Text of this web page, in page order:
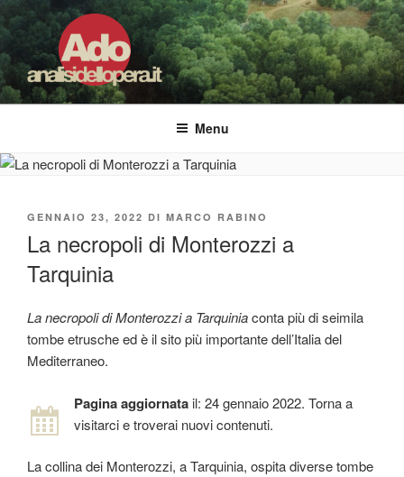
Salta
al
contenuto
ADO ANALISI DELL'OPERA
Osservare le opere d'arte per capirle e imparare ad amarle
Menu
PUBBLICATO
GENNAIO 23, 2022 DI MARCO RABINO
La necropoli di Monterozzi a
Tarquinia
La necropoli di Monterozzi a Tarquiniaconta più di seimila
tombe etrusche ed è il sito più importante dell’Italia del
Mediterraneo.
Pagina aggiornata il: 24 gennaio 2022. Torna a
visitarci e troverai nuovi contenuti.
La collina dei Monterozzi, a Tarquinia, ospita diverse tombe